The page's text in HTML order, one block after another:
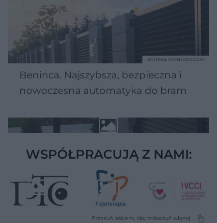
Beninca. Najszybsza, bezpieczna i
nowoczesna automatyka do bram
MATERIAŁ SPONSOROWANY
WSPÓŁPRACUJĄ Z NAMI: